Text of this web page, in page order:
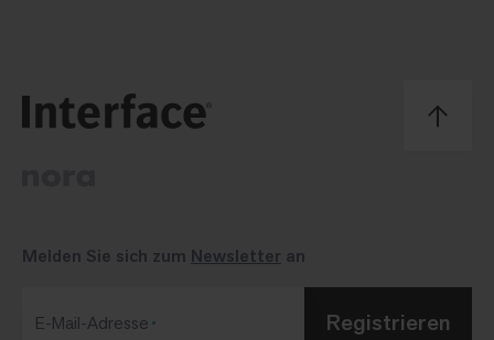
Melden Sie sich zum Newsletter an
E-Mail-Adresse Registrieren